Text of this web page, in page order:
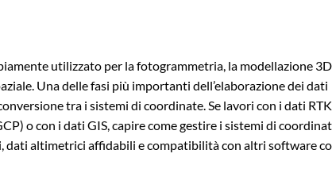
utilizzato per la fotogrammetria, la modellazione
Una delle fasi più importanti dell’elaborazione dei dati
tra i sistemi di coordinate . Se lavori con i dati
o con i dati GIS, capire come gestire i sistemi di
altimetrici affidabili e compatibilità con altri software